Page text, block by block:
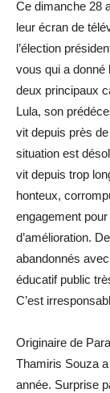
Ce dimanche 28
leur écran de
l’élection
vous qui a donné
deux principaux
Lula, son
vit depuis près
situation est
vit depuis trop
honteux,
engagement pour
d’amélioration.
abandonnés
éducatif public
C’est
Originaire de
Thamiris Souza
année. Surprise